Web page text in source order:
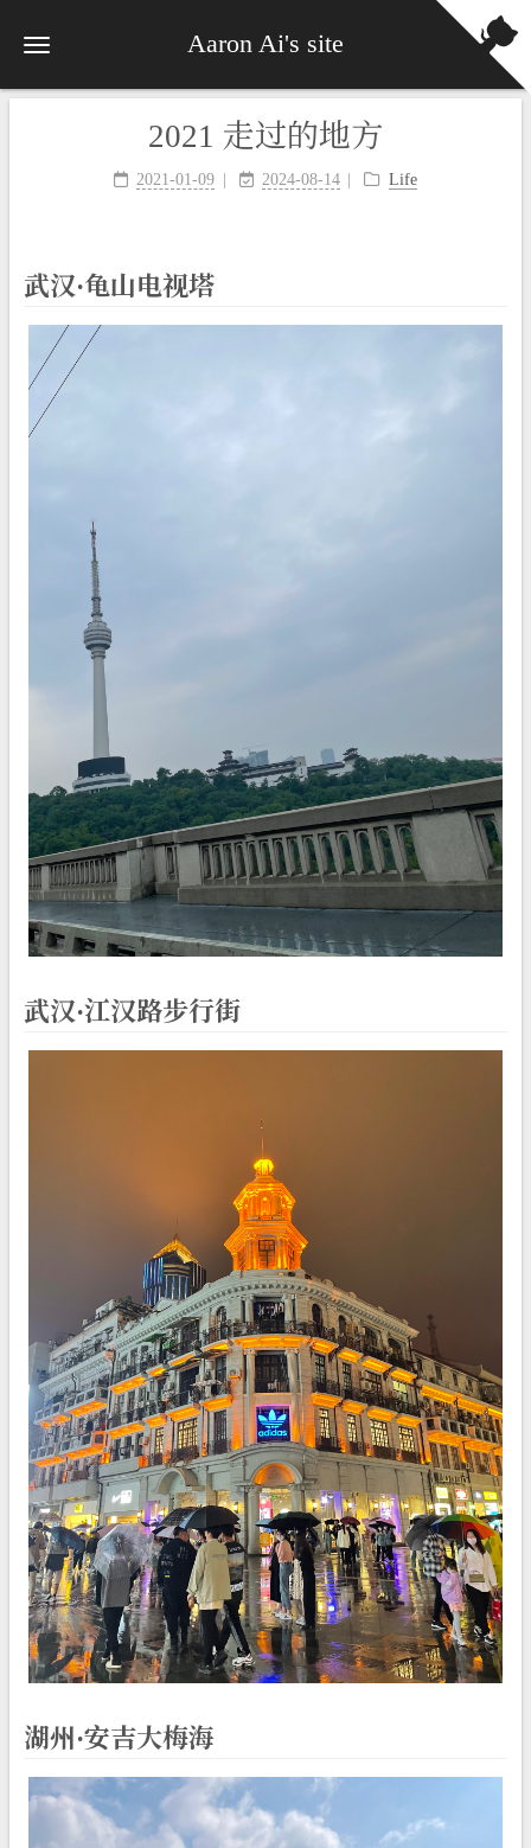
Aaron Ai's site
2021 走过的地方
2021-01-09 2024-08-14 Life
武汉·龟山电视塔
武汉·江汉路步行街
湖州·安吉大梅海